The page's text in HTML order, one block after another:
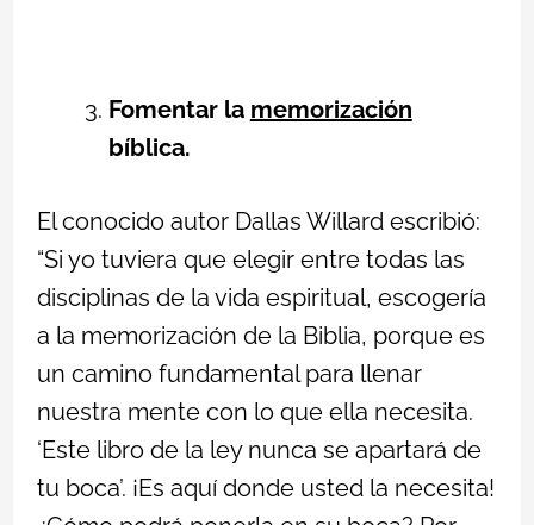
Fomentar la memorización
bíblica.
El conocido autor Dallas Willard escribió:
“Si yo tuviera que elegir entre todas las
disciplinas de la vida espiritual, escogería
a la memorización de la Biblia, porque es
un camino fundamental para llenar
nuestra mente con lo que ella necesita.
‘Este libro de la ley nunca se apartará de
tu boca’. ¡Es aquí donde usted la necesita!